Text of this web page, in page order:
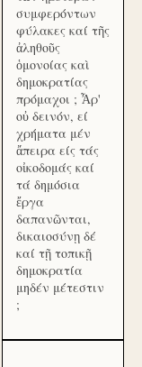
συμφερόντων
φύλακες καί τῆς
ἀληθοῦς
ὁμονοίας καὶ
δημοκρατίας
πρόμαχοι ; Ἆρ'
οὐ δεινόν, εί
χρήματα μέν
ἄπειρα είς τάς
οἰκοδομάς καί
τά δημόσια
ἔργα
δαπανῶνται,
δικαιοσύνῃ δέ
καί τῇ τοπικῇ
δημοκρατία
μηδέν μέτεστιν
;